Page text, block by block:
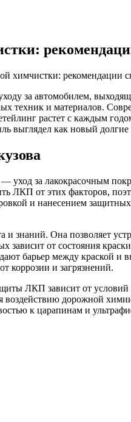
химчистки: рекомендации
за автомобилем,
техник и материалов.
растет с каждым
выглядел как новый
уход за лакокрасочным
ЛКП от этих факторов,
и нанесением
знаний. Она позволяет
зависит от состояния
барьер между краской
коррозии и загрязнений.
ЛКП зависит от
воздействию дорожной
к царапинам и